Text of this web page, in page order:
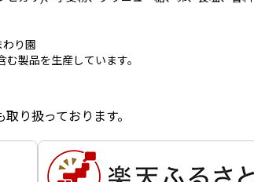
り園
製品を生産しています。
り扱っております。